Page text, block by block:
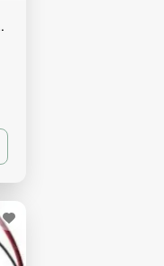
შესაფრქვევი